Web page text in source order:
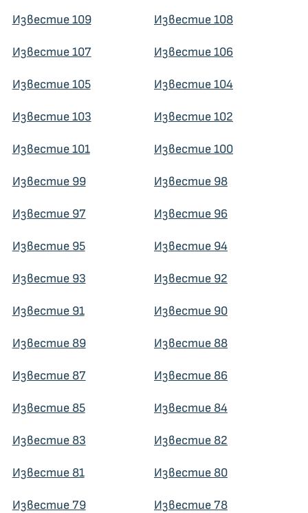
Известие 109 Известие 108
Известие 107 Известие 106
Известие 105 Известие 104
Известие 103 Известие 102
Известие 101 Известие 100
Известие 99 Известие 98
Известие 97 Известие 96
Известие 95 Известие 94
Известие 93 Известие 92
Известие 91 Известие 90
Известие 89 Известие 88
Известие 87 Известие 86
Известие 85 Известие 84
Известие 83 Известие 82
Известие 81 Известие 80
Известие 79 Известие 78